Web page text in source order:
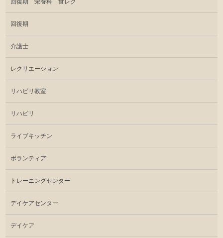
回復期 栄養科 食レク
回復期
介護士
レクリエーション
リハビリ教室
リハビリ
ライブキッチン
ボランティア
トレーニングセンター
デイケアセンター
デイケア